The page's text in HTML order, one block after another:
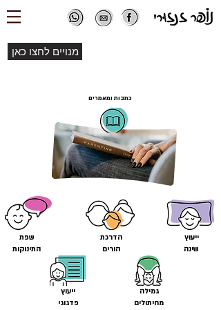
מנויים לחצו כאן
כתבות ומאמרים
שפת
התינוקות
ייעוץ
פדגוגי
הדרכת
הורים
גמילה
מחיתולים
ייעוץ
שינה